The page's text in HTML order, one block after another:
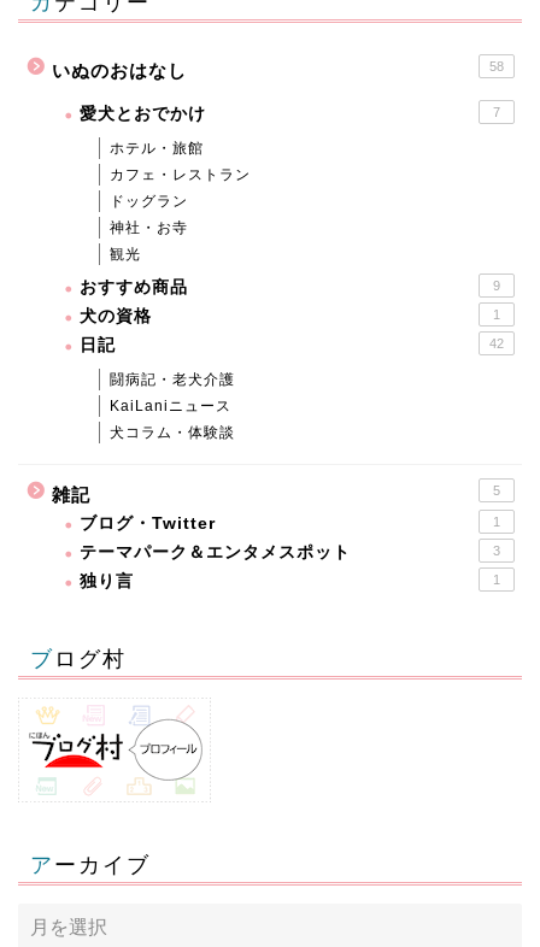
いぬのおはなし 58
愛犬とおでかけ 7
ホテル・旅館
カフェ・レストラン
ドッグラン
神社・お寺
観光
おすすめ商品 9
犬の資格 1
日記 42
闘病記・老犬介護
KaiLaniニュース
犬コラム・体験談
雑記 5
ブログ・Twitter 1
テーマパーク＆エンタメスポット 3
独り言 1
ブログ村
アーカイブ